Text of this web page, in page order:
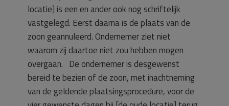
locatie] is een en ander ook nog schriftelijk
vastgelegd. Eerst daarna is de plaats van de
zoon geannuleerd. Ondernemer ziet niet
waarom zij daartoe niet zou hebben mogen
overgaan. De ondernemer is desgewenst
bereid te bezien of de zoon, met inachtneming
van de geldende plaatsingsprocedure, voor de